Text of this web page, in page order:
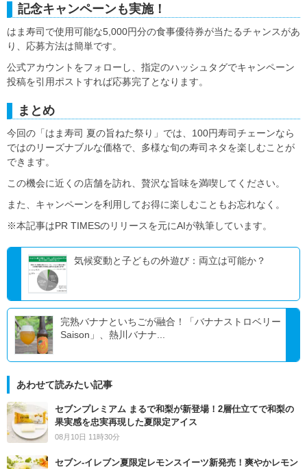
記念キャンペーンも実施！
はま寿司で使用可能な5,000円分の食事優待券が当たるチャンスがあ
り、応募方法は簡単です。
公式アカウントをフォローし、指定のハッシュタグでキャンペーン
投稿を引用ポストすれば応募完了となります。
まとめ
今回の「はま寿司 夏の旨ねた祭り」では、100円寿司チェーンなら
ではのリーズナブルな価格で、多様な旬の寿司ネタを楽しむことが
できます。
この機会に近くの店舗を訪れ、贅沢な旨味を満喫してください。
また、キャンペーンを利用してお得に楽しむこともお忘れなく。
※本記事はPR TIMESのリリースを元にAIが執筆しています。
気候変動と子どもの外遊び：両立は可能か？
完熟バナナといちごが融合！「バナナストロベリー
Saison」、熱川バナナ...
あわせて読みたい記事
セブンプレミアム まるで和梨が新登場！2層仕立てで和梨の
果実感を忠実再現した夏限定アイス
08月10日 11時30分
セブン‐イレブン夏限定レモンスイーツ新発売！爽やかレモン